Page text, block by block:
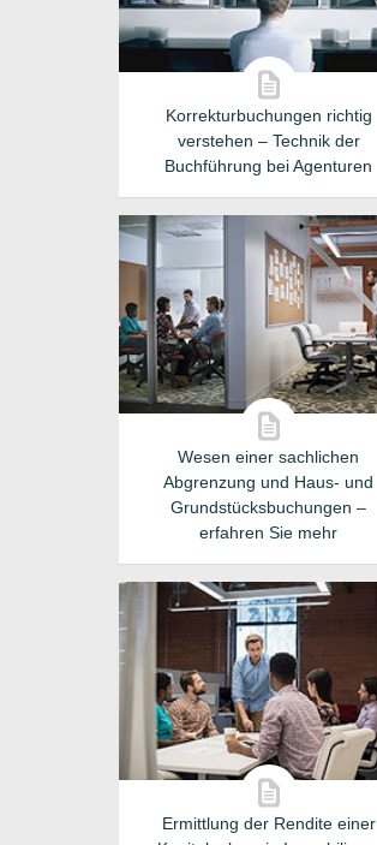
Korrekturbuchungen richtig
verstehen – Technik der
Buchführung bei Agenturen
Wesen einer sachlichen
Abgrenzung und Haus- und
Grundstücksbuchungen –
erfahren Sie mehr
Ermittlung der Rendite einer